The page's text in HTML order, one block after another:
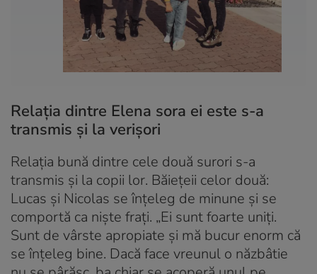
Relația dintre Elena sora ei este s-a
transmis și la verișori
Relația bună dintre cele două surori s-a
transmis și la copii lor. Băiețeii celor două:
Lucas și Nicolas se înțeleg de minune și se
comportă ca niște frați. „Ei sunt foarte uniți.
Sunt de vârste apropiate și mă bucur enorm că
se înțeleg bine. Dacă face vreunul o năzbâtie